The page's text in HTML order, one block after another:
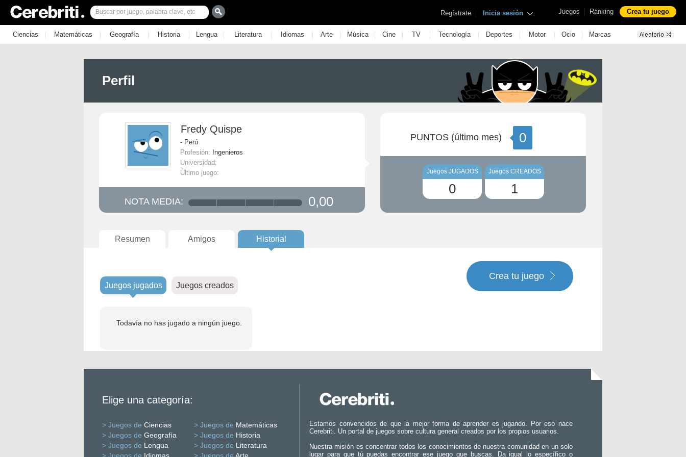
Juegos | Ránking Crea tu juego
Regístrate | Inicia sesión
Ciencias | Matemáticas | Geografía | Historia | Lengua | Literatura | Idiomas | Arte | Música | Cine | TV | Tecnología | Deportes | Motor | Ocio | Marcas
Perfil
Fredy Quispe
- Perú
Profesión: Ingenieros
Universidad:
Último juego:
NOTA MEDIA: 0,00
PUNTOS (último mes) 0
Juegos JUGADOS
0
Juegos CREADOS
1
Resumen Amigos Historial
Juegos jugados Juegos creados
Crea tu juego
Todavía no has jugado a ningún juego.
Elige una categoría:
> Juegos de Ciencias > Juegos de Matemáticas
> Juegos de Geografía > Juegos de Historia
> Juegos de Lengua > Juegos de Literatura
Estamos convencidos de que la mejor forma de aprender es jugando. Por eso nace
Cerebriti. Un portal de juegos sobre cultura general creados por los propios usuarios.
Nuestra misión es concentrar todos los conocimientos de nuestra comunidad en un solo
lugar para que tú puedas encontrar ese juego que buscas. Da igual lo específico o